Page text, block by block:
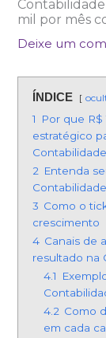
mil por mês
Deixe um
ÍNDICE
1
Por que
estratégico
2 Entenda
3 Como o
crescimento
4 Canais de
resultado na
4.1
4.2 Como
em cada